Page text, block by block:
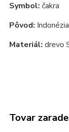
Symbol: čakra
Pôvod: Indonézia
Materiál: drevo
Tovar